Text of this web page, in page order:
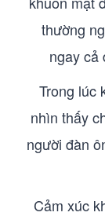
thường
ngay cả
Trong lúc
nhìn thấy
người đàn
Cảm xúc